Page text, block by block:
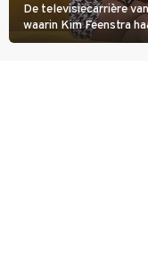
De televisiecarrière
waarin Kim Feenstra
Oh, Wat een Jaar!